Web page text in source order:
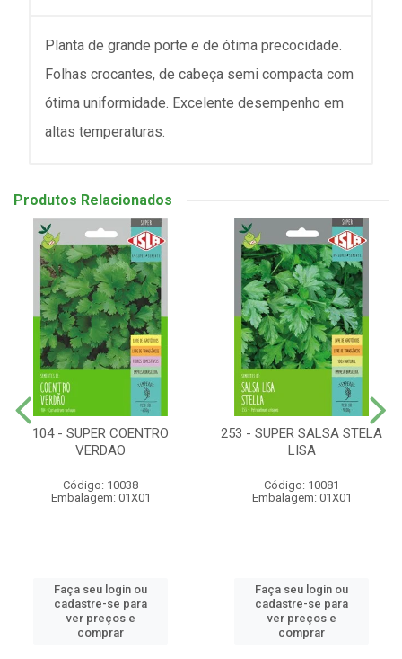
Planta de grande porte e de ótima precocidade.
Folhas crocantes, de cabeça semi compacta com
ótima uniformidade. Excelente desempenho em
altas temperaturas.
Produtos Relacionados
104 - SUPER COENTRO
VERDAO
Código: 10038
Embalagem: 01X01
Faça seu login ou
cadastre-se para
ver preços e
comprar
253 - SUPER SALSA STELA
LISA
Código: 10081
Embalagem: 01X01
Faça seu login ou
cadastre-se para
ver preços e
comprar